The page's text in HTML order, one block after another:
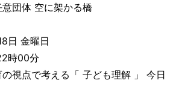
団体 空に架かる橋
日 金曜日
時00分
視点で考える「 子ども理解 」 今日